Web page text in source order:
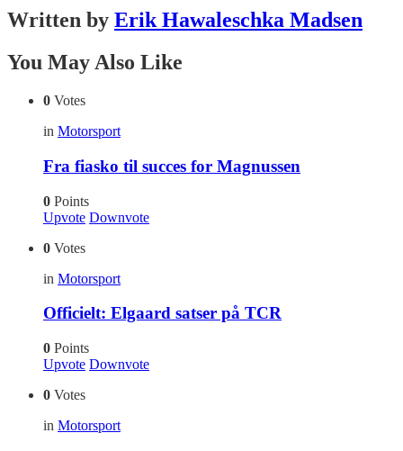
Written by Erik Hawaleschka Madsen
You May Also Like
0 Votes
in Motorsport
Fra fiasko til succes for Magnussen
0 Points
Upvote Downvote
0 Votes
in Motorsport
Officielt: Elgaard satser på TCR
0 Points
Upvote Downvote
0 Votes
in Motorsport